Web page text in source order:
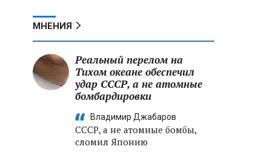
МНЕНИЯ
Реальный перелом на
Тихом океане обеспечил
удар СССР, а не атомные
бомбардировки
Владимир Джабаров
СССР, а не атомные бомбы,
сломил Японию